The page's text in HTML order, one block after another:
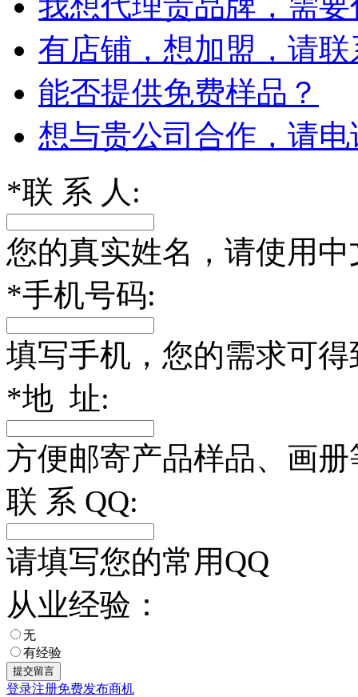
有店铺，想加盟，请
能否提供免费样品？
想与贵公司合作，请
*联 系 人:
您的真实姓名，请使用中
*手机号码:
填写手机，您的需求可
*地 址:
方便邮寄产品样品、画
联 系 QQ:
请填写您的常用QQ
从业经验：
无
有经验
登录注册免费发布商机